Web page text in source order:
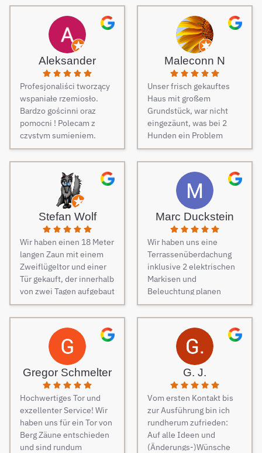
Aleksander
Profesjonaliści tworzący
wspaniałe rzemiosło.
Bardzo gościnni oraz
pomocni ! Polecam z
czystym sumieniem.
Maleconn N
Unser frisch gekauftes
Haus mit großem
Grundstück, war nicht
eingezäunt, was bei 2
Hunden ein Problem
darstellt. Daher musste
dringend und schnell ein
Zaun her. Auf Empfehlung
von Freunden haben wir
unseren Zaun bei Berg
Zäune beauftragt und es
keine Sekunde bereut.
Dieser Tipp war wirklich
Gold wert! Von Angebot
bis zur Fertigstellung des
Zauns, verlief alles
absolut reibungslos. Alle
Fragen wurden im
Vorfeld schnell
beantwortet, auf
Sonderwünsche wurde
eingegangen und
Verständigungsprobleme
gab es auch keine, ganz
zu schweigen davon,
dass der Preis auch
unschlagbar war. Die 2
Männer, die vor Ort waren
und den Zaun aufgestellt
haben, waren super nett,
Stefan Wolf
Wir haben einen 18 Meter
langen Zaun mit einem
Zweiflügeltor und einer
Tür gekauft, der innerhalb
von zwei Tagen aufgebaut
wurde. Am dritten Tag
kamen die Elektriker, um
die Steuerung und
Elektrik des Tores
fachmännisch
anzuschließen.
Besonders
hervorzuheben ist die
Unterstützung während
des Auswahlprozesses.
Unsere
Ansprechpartnerin hat
Marc Duckstein
Wir haben uns eine
Terrassenüberdachung
inklusive 2 elektrischen
Markisen und
Beleuchtung planen
lassen. Es war vom
ersten Kontakt bis zur
finalen Ausführung des
Projektes eine
reibungslose
Kommunikation. Sehr
freundlich und man ist
auch auf jeden Wunsch
eingegangen. Bei der
Montage der
Überdachung waren 4
freundliche Monteure am
Gregor Schmelter
Hochwertiges Tor und
exzellenter Service! Wir
haben uns für ein Tor von
Berg Zäune entschieden
und sind rundum
G. J.
Vom ersten Kontakt bis
zur Ausführung bin ich
rundherum zufrieden:
Auf alle Ideen und
(Änderungs-)Wünsche